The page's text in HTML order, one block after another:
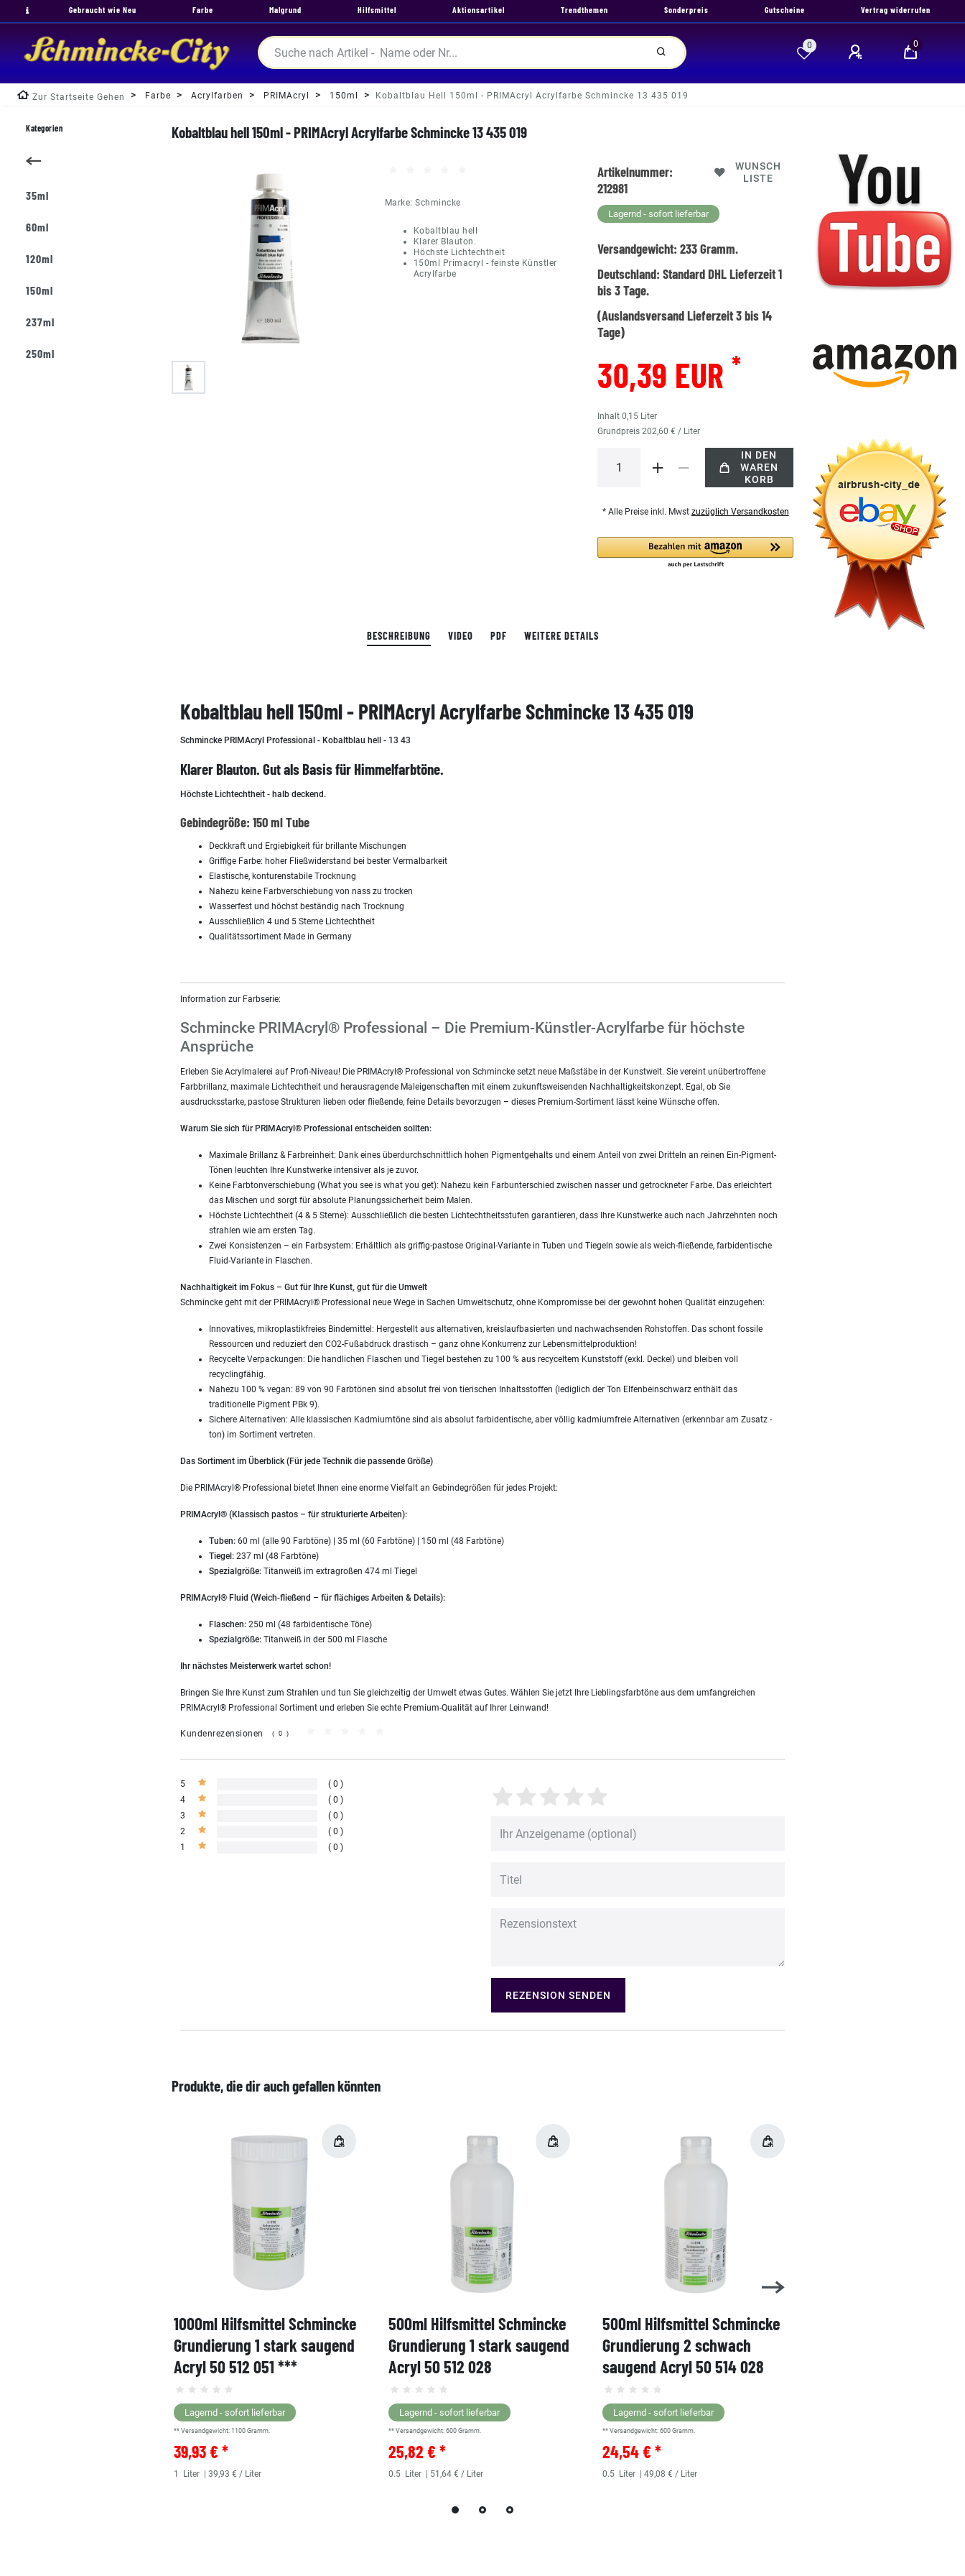
Gebraucht wie Neu Farbe Malgrund Hilfsmittel Aktionsartikel Trendthemen Sonderpreis Gutscheine Vertrag widerrufen
0 0
Zur Startseite Gehen Farbe Acrylfarben PRIMAcryl 150ml Kobaltblau Hell 150ml - PRIMAcryl Acrylfarbe Schmincke 13 435 019
Kobaltblau hell 150ml - PRIMAcryl Acrylfarbe Schmincke 13 435 019
Marke:Schmincke
Kobaltblau hell
Klarer Blauton.
Höchste Lichtechtheit
150ml Primacryl - feinste Künstler
Acrylfarbe
Artikelnummer:
212981
WUNSCH
LISTE
Lagernd - sofort lieferbar
Versandgewicht:233Gramm.
Deutschland:Standard DHL Lieferzeit 1
bis 3 Tage.
(Auslandsversand Lieferzeit 3 bis 14
Tage)
30,39 EUR*
Inhalt0,15 Liter
Grundpreis202,60 € / Liter
IN DEN
WAREN
KORB
* Alle Preise inkl. Mwst zuzüglich Versandkosten
BESCHREIBUNG VIDEO PDF WEITERE DETAILS
Kobaltblau hell 150ml - PRIMAcryl Acrylfarbe Schmincke 13 435 019
Schmincke PRIMAcryl Professional - Kobaltblau hell - 13 43
Klarer Blauton. Gut als Basis für Himmelfarbtöne.
Höchste Lichtechtheit - halb deckend.
Gebindegröße: 150 ml Tube
Deckkraft und Ergiebigkeit für brillante Mischungen
Griffige Farbe: hoher Fließwiderstand bei bester Vermalbarkeit
Elastische, konturenstabile Trocknung
Nahezu keine Farbverschiebung von nass zu trocken
Wasserfest und höchst beständig nach Trocknung
Ausschließlich 4 und 5 Sterne Lichtechtheit
Qualitätssortiment Made in Germany
Information zur Farbserie:
Schmincke PRIMAcryl® Professional – Die Premium-Künstler-Acrylfarbe für höchste
Ansprüche
Erleben Sie Acrylmalerei auf Profi-Niveau! Die PRIMAcryl® Professional von Schmincke setzt neue Maßstäbe in der Kunstwelt. Sie vereint unübertroffene
Farbbrillanz, maximale Lichtechtheit und herausragende Maleigenschaften mit einem zukunftsweisenden Nachhaltigkeitskonzept. Egal, ob Sie
ausdrucksstarke, pastose Strukturen lieben oder fließende, feine Details bevorzugen – dieses Premium-Sortiment lässt keine Wünsche offen.
Warum Sie sich für PRIMAcryl® Professional entscheiden sollten:
Maximale Brillanz & Farbreinheit: Dank eines überdurchschnittlich hohen Pigmentgehalts und einem Anteil von zwei Dritteln an reinen Ein-Pigment-
Tönen leuchten Ihre Kunstwerke intensiver als je zuvor.
Keine Farbtonverschiebung (What you see is what you get): Nahezu kein Farbunterschied zwischen nasser und getrockneter Farbe. Das erleichtert
das Mischen und sorgt für absolute Planungssicherheit beim Malen.
Höchste Lichtechtheit (4 & 5 Sterne): Ausschließlich die besten Lichtechtheitsstufen garantieren, dass Ihre Kunstwerke auch nach Jahrzehnten noch
strahlen wie am ersten Tag.
Zwei Konsistenzen – ein Farbsystem: Erhältlich als griffig-pastose Original-Variante in Tuben und Tiegeln sowie als weich-fließende, farbidentische
Fluid-Variante in Flaschen.
Nachhaltigkeit im Fokus – Gut für Ihre Kunst, gut für die Umwelt
Schmincke geht mit der PRIMAcryl® Professional neue Wege in Sachen Umweltschutz, ohne Kompromisse bei der gewohnt hohen Qualität einzugehen:
Innovatives, mikroplastikfreies Bindemittel: Hergestellt aus alternativen, kreislaufbasierten und nachwachsenden Rohstoffen. Das schont fossile
Ressourcen und reduziert den CO2-Fußabdruck drastisch – ganz ohne Konkurrenz zur Lebensmittelproduktion!
Recycelte Verpackungen: Die handlichen Flaschen und Tiegel bestehen zu 100 % aus recyceltem Kunststoff (exkl. Deckel) und bleiben voll
recyclingfähig.
Nahezu 100 % vegan: 89 von 90 Farbtönen sind absolut frei von tierischen Inhaltsstoffen (lediglich der Ton Elfenbeinschwarz enthält das
traditionelle Pigment PBk 9).
Sichere Alternativen: Alle klassischen Kadmiumtöne sind als absolut farbidentische, aber völlig kadmiumfreie Alternativen (erkennbar am Zusatz -
ton) im Sortiment vertreten.
Das Sortiment im Überblick (Für jede Technik die passende Größe)
Die PRIMAcryl® Professional bietet Ihnen eine enorme Vielfalt an Gebindegrößen für jedes Projekt:
PRIMAcryl® (Klassisch pastos – für strukturierte Arbeiten):
Tuben: 60 ml (alle 90 Farbtöne) | 35 ml (60 Farbtöne) | 150 ml (48 Farbtöne)
Tiegel: 237 ml (48 Farbtöne)
Spezialgröße: Titanweiß im extragroßen 474 ml Tiegel
PRIMAcryl® Fluid (Weich-fließend – für flächiges Arbeiten & Details):
Flaschen: 250 ml (48 farbidentische Töne)
Spezialgröße: Titanweiß in der 500 ml Flasche
Ihr nächstes Meisterwerk wartet schon!
Bringen Sie Ihre Kunst zum Strahlen und tun Sie gleichzeitig der Umwelt etwas Gutes. Wählen Sie jetzt Ihre Lieblingsfarbtöne aus dem umfangreichen
PRIMAcryl® Professional Sortiment und erleben Sie echte Premium-Qualität auf Ihrer Leinwand!
Kundenrezensionen (0)
5
0
4
0
3
0
2
0
1
0
REZENSION SENDEN
Produkte, die dir auch gefallen könnten
1000ml Hilfsmittel Schmincke
Grundierung 1 stark saugend
Acryl 50 512 051 ***
Lagernd - sofort lieferbar
** Versandgewicht: 1100 Gramm.
39,93 € *
1 Liter | 39,93 € / Liter
500ml Hilfsmittel Schmincke
Grundierung 1 stark saugend
Acryl 50 512 028
Lagernd - sofort lieferbar
** Versandgewicht: 600 Gramm.
25,82 € *
0.5 Liter | 51,64 € / Liter
500ml Hilfsmittel Schmincke
Grundierung 2 schwach
saugend Acryl 50 514 028
Lagernd - sofort lieferbar
** Versandgewicht:600 Gramm.
24,54 € *
0.5 Liter | 49,08 € / Liter
Kategorien
35ml
60ml
120ml
150ml
237ml
250ml